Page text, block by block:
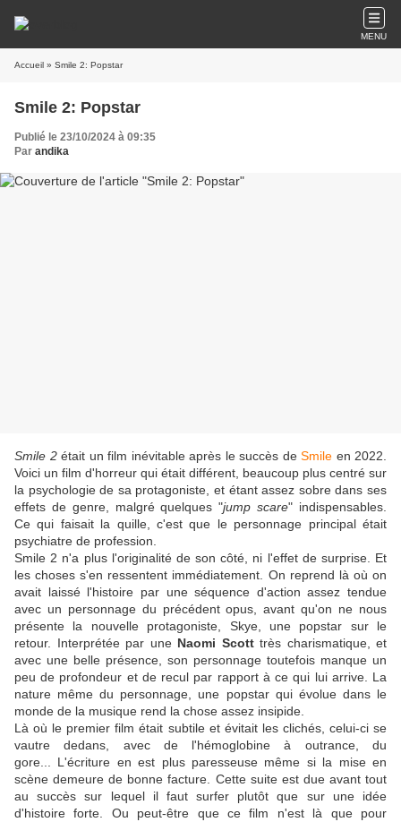
MENU
Accueil » Smile 2: Popstar
Smile 2: Popstar
Publié le 23/10/2024 à 09:35
Par andika
Smile 2était un film inévitable après le succès de Smile en 2022.
Voici un film d'horreur qui était différent, beaucoup plus centré sur
la psychologie de sa protagoniste, et étant assez sobre dans ses
effets de genre, malgré quelques "jump scare" indispensables.
Ce qui faisait la quille, c'est que le personnage principal était
psychiatre de profession.
Smile 2 n'a plus l'originalité de son côté, ni l'effet de surprise. Et
les choses s'en ressentent immédiatement. On reprend là où on
avait laissé l'histoire par une séquence d'action assez tendue
avec un personnage du précédent opus, avant qu'on ne nous
présente la nouvelle protagoniste, Skye, une popstar sur le
retour. Interprétée par une Naomi Scott très charismatique, et
avec une belle présence, son personnage toutefois manque un
peu de profondeur et de recul par rapport à ce qui lui arrive. La
nature même du personnage, une popstar qui évolue dans le
monde de la musique rend la chose assez insipide.
Là où le premier film était subtile et évitait les clichés, celui-ci se
vautre dedans, avec de l'hémoglobine à outrance, du
gore... L'écriture en est plus paresseuse même si la mise en
scène demeure de bonne facture. Cette suite est due avant tout
au succès sur lequel il faut surfer plutôt que sur une idée
d'histoire forte. Ou peut-être que ce film n'est là que pour